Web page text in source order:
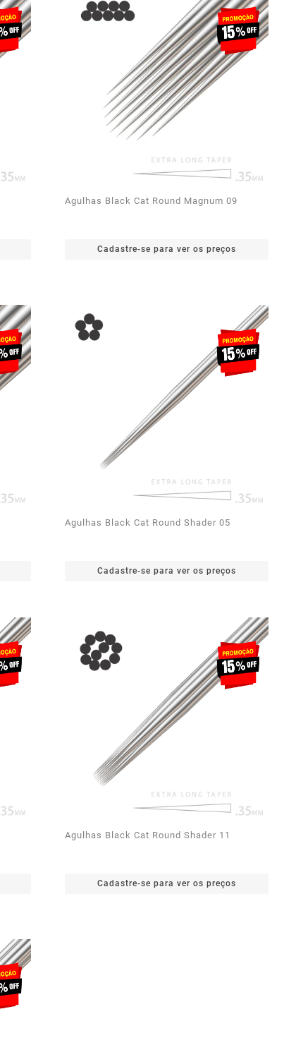
Agulhas Black Cat Round Magnum 09
Cadastre-se para ver os preços
Agulhas Black Cat Round Shader 05
Cadastre-se para ver os preços
Agulhas Black Cat Round Shader 11
Cadastre-se para ver os preços